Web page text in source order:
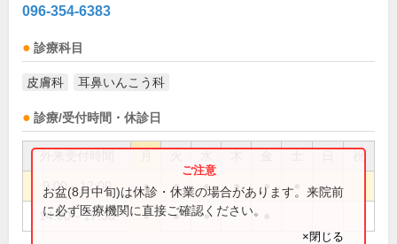
096-354-6383
診療科目
皮膚科 耳鼻いんこう科
診療/受付時間・休診日
祝
9:00～12:00 ● ● ● ● ●
14:00～17:30 ● ● ●
お盆(8月中旬)は休診・休業の場合があります。来院前
に必ず医療機関に直接ご確認ください。
×閉じる